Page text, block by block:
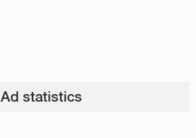
Ad statistics